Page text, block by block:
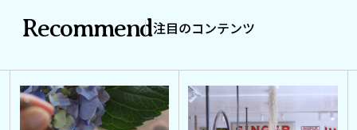
Recommend注目のコンテンツ